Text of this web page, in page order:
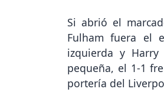
Si abrió el
Fulham fuera el
izquierda y
pequeña, el 1-1
portería del